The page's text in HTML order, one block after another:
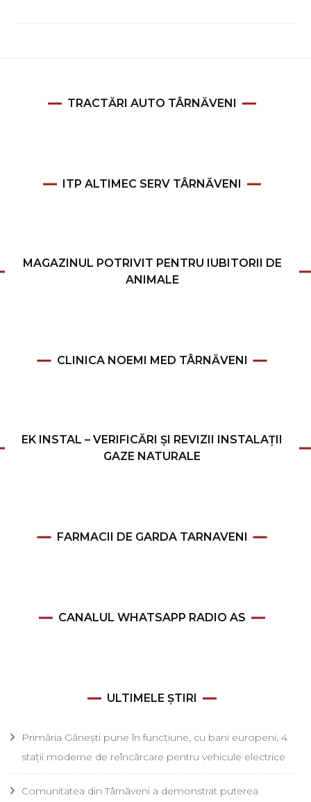
TRACTĂRI AUTO TÂRNĂVENI
ITP ALTIMEC SERV TÂRNĂVENI
MAGAZINUL POTRIVIT PENTRU IUBITORII DE
ANIMALE
CLINICA NOEMI MED TÂRNĂVENI
EK INSTAL – VERIFICĂRI ȘI REVIZII INSTALAȚII
GAZE NATURALE
FARMACII DE GARDA TARNAVENI
CANALUL WHATSAPP RADIO AS
ULTIMELE ȘTIRI
Primăria Gănești pune în funcțiune, cu bani europeni, 4
stații moderne de reîncărcare pentru vehicule electrice
Comunitatea din Târnăveni a demonstrat puterea